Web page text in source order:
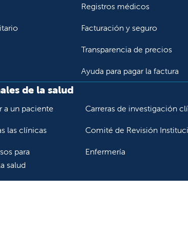
emergencia, consulte al Departamento de
una emergencia médica, llévelo al
durante este período de transición. Si tiene
Registros médicos
Facturación y seguro
Transparencia de precios
Ayuda para pagar la factura
de la salud
a un paciente
las clínicas
para
salud
Carreras de investigación
Comité de Revisión
Enfermería